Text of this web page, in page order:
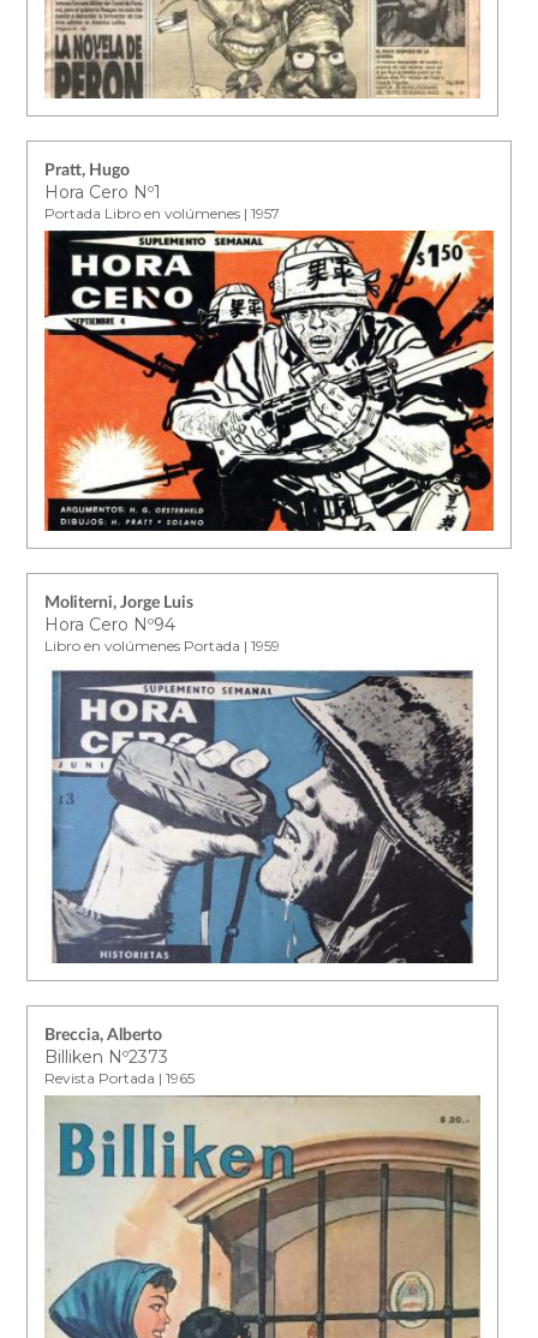
Pratt, Hugo
Hora Cero Nº1
Portada Libro en volúmenes | 1957
Moliterni, Jorge Luis
Hora Cero Nº94
Libro en volúmenes Portada | 1959
Breccia, Alberto
Billiken Nº2373
Revista Portada | 1965